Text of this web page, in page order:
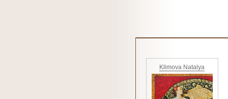
Klimova Natalya